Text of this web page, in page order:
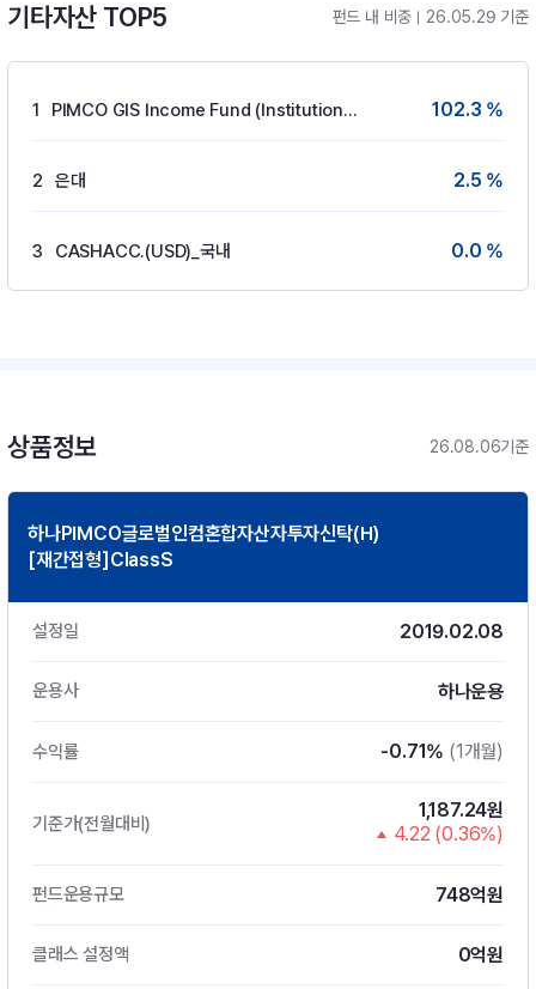
기타자산 TOP5 펀드 내 비중 26.05.29 기준
1 PIMCO GIS Income Fund (Institutional USD ACC) 102.3 %
2 은대 2.5 %
3 CASHACC.(USD)_국내 0.0 %
상품정보 26.08.06기준
하나PIMCO글로벌인컴혼합자산자투자신탁(H)
[재간접형]ClassS
설정일 2019.02.08
운용사 하나운용
수익률 -0.71% (1개월)
기준가(전월대비)
1,187.24원
4.22 (0.36%)
펀드운용규모 748억원
클래스 설정액 0억원